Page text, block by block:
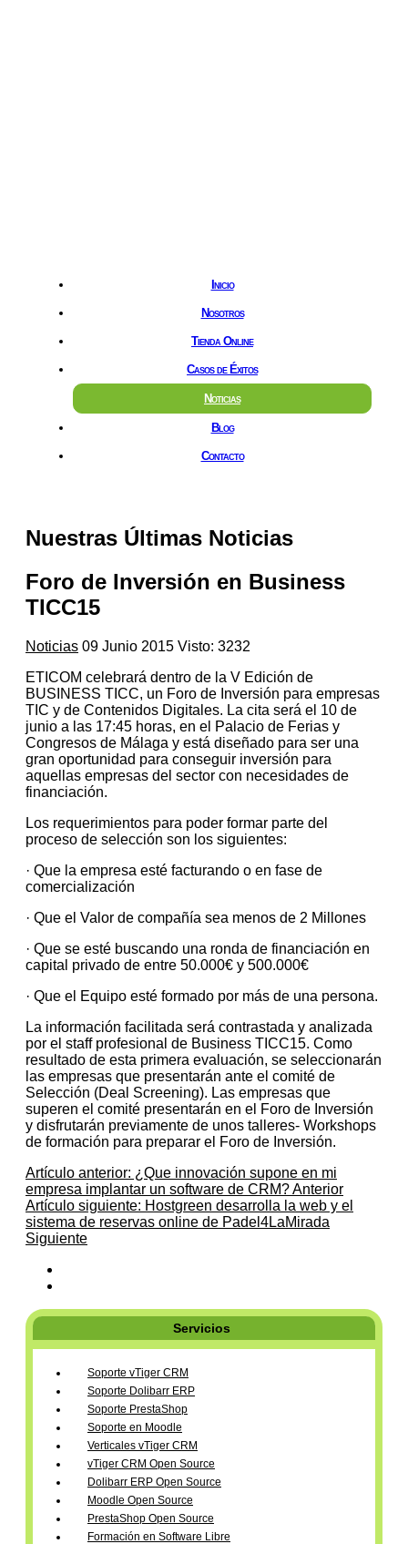
Inicio
Nosotros
Tienda Online
Casos de Éxitos
Noticias
Blog
Contacto
Nuestras Últimas Noticias
Foro de Inversión en Business
TICC15
Noticias 09 Junio 2015 Visto: 3232
ETICOM celebrará dentro de la V Edición de
BUSINESS TICC, un Foro de Inversión para empresas
TIC y de Contenidos Digitales. La cita será el 10 de
junio a las 17:45 horas, en el Palacio de Ferias y
Congresos de Málaga y está diseñado para ser una
gran oportunidad para conseguir inversión para
aquellas empresas del sector con necesidades de
financiación.
Los requerimientos para poder formar parte del
proceso de selección son los siguientes:
· Que la empresa esté facturando o en fase de
comercialización
· Que el Valor de compañía sea menos de 2 Millones
· Que se esté buscando una ronda de financiación en
capital privado de entre 50.000€ y 500.000€
· Que el Equipo esté formado por más de una persona.
La información facilitada será contrastada y analizada
por el staff profesional de Business TICC15. Como
resultado de esta primera evaluación, se seleccionarán
las empresas que presentarán ante el comité de
Selección (Deal Screening). Las empresas que
superen el comité presentarán en el Foro de Inversión
y disfrutarán previamente de unos talleres- Workshops
de formación para preparar el Foro de Inversión.
Artículo anterior: ¿Que innovación supone en mi
empresa implantar un software de CRM?Anterior
Artículo siguiente: Hostgreen desarrolla la web y el
sistema de reservas online de Padel4LaMirada
Siguiente
Servicios
Soporte vTiger CRM
Soporte Dolibarr ERP
Soporte PrestaShop
Soporte en Moodle
Verticales vTiger CRM
vTiger CRM Open Source
Dolibarr ERP Open Source
Moodle Open Source
PrestaShop Open Source
Formación en Software Libre